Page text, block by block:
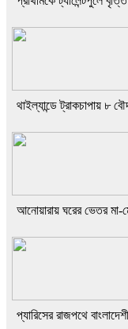
থাইল্যান্ডে ট্রাকচাপায় ৮
আনোয়ারায় ঘরের ভেতর মা-
প্যারিসের রাজপথে